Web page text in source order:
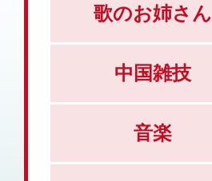
歌のお姉さん
中国雑技
音楽